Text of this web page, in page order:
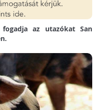
az utazókat San